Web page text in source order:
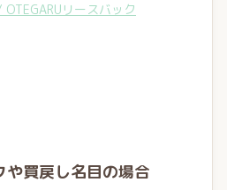
リースバック
や買戻し名目の場合